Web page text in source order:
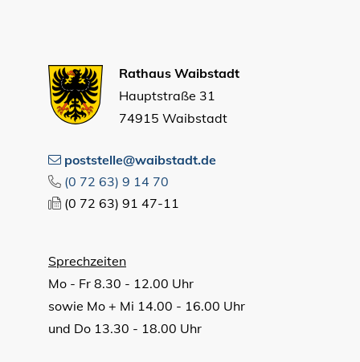
Rathaus Waibstadt
Hauptstraße 31
74915 Waibstadt
poststelle@waibstadt.de
(0 72 63) 9 14 70
(0 72 63) 91 47-11
Sprechzeiten
Mo - Fr 8.30 - 12.00 Uhr
sowie Mo + Mi 14.00 - 16.00 Uhr
und Do 13.30 - 18.00 Uhr